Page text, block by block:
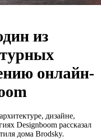
из
онлайн-
дизайне,
Designboom рассказал
дома Brodsky.